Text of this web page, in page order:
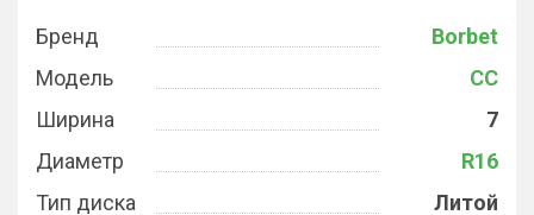
Бренд
Borbet
Модель
CC
Ширина
7
Диаметр
R16
Тип диска
Литой